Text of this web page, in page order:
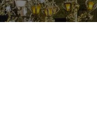
Prozession des
durch
der Ankunft